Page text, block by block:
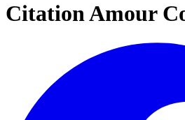
Citation Amour